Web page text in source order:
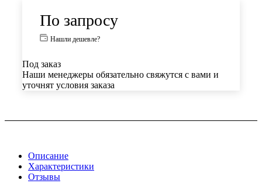
По запросу
Нашли дешевле?
Под заказ
Наши менеджеры обязательно свяжутся с вами и
уточнят условия заказа
Описание
Характеристики
Отзывы